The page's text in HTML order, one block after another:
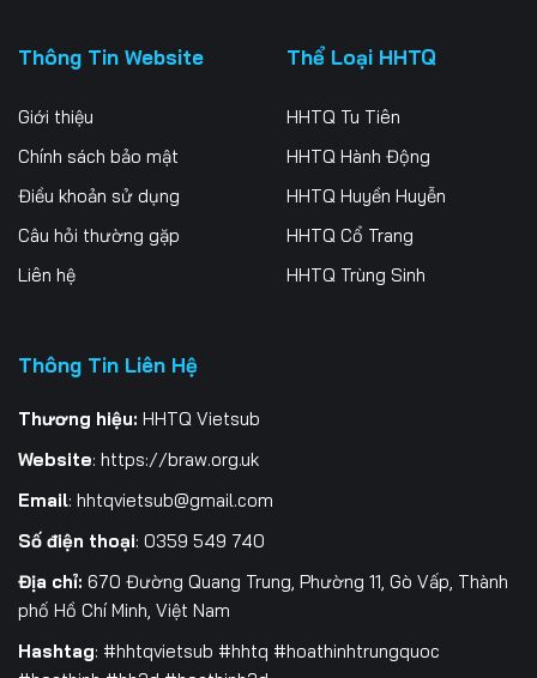
Thông Tin Website
Giới thiệu
Chính sách bảo mật
Điều khoản sử dụng
Câu hỏi thường gặp
Liên hệ
Thể Loại HHTQ
HHTQ Tu Tiên
HHTQ Hành Động
HHTQ Huyền Huyễn
HHTQ Cổ Trang
HHTQ Trùng Sinh
Thông Tin Liên Hệ
Thương hiệu: HHTQ Vietsub
Website: https://braw.org.uk
Email: hhtqvietsub@gmail.com
Số điện thoại: 0359 549 740
Địa chỉ: 670 Đường Quang Trung, Phường 11, Gò Vấp, Thành
phố Hồ Chí Minh, Việt Nam
Hashtag: #hhtqvietsub #hhtq #hoathinhtrungquoc